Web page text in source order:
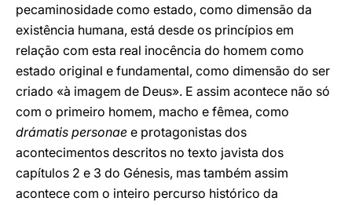
pecaminosidade como estado, como dimensão da
existência humana, está desde os princípios em
relação com esta real inocência do homem como
estado original e fundamental, como dimensão do ser
criado «à imagem de Deus». E assim acontece não só
com o primeiro homem, macho e fêmea, como
drámatis personae e protagonistas dos
acontecimentos descritos no texto javista dos
capítulos 2 e 3 do Génesis, mas também assim
acontece com o inteiro percurso histórico da